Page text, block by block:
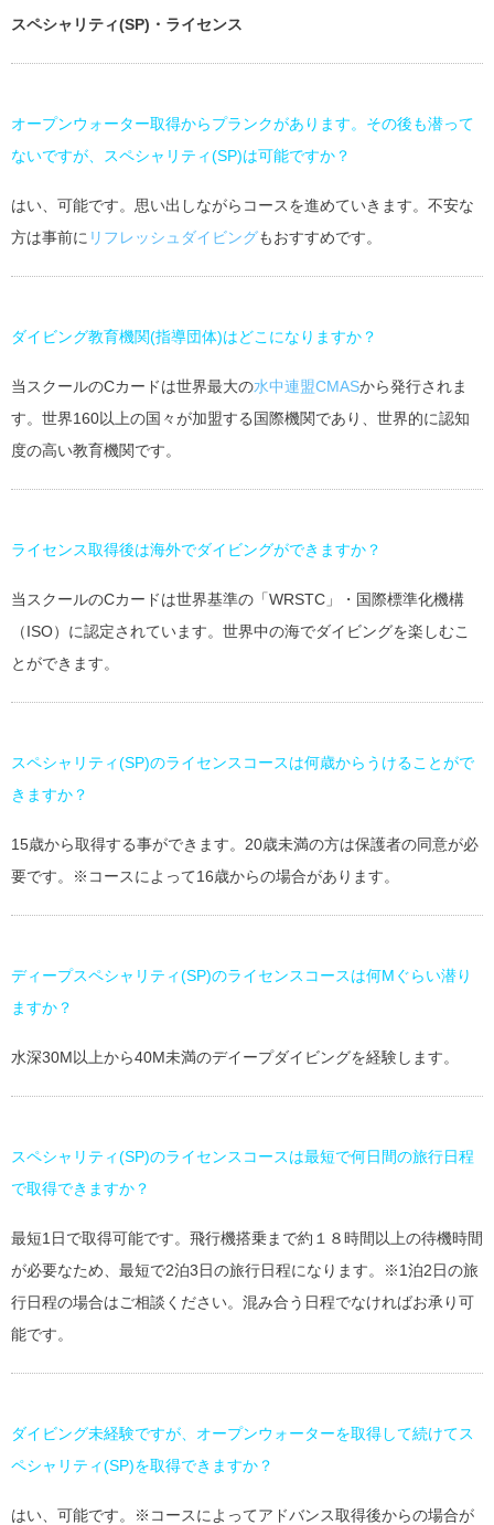
スペシャリティ(SP)・ライセンス
オープンウォーター取得からプランクがあります。その後も潜って
ないですが、スペシャリティ(SP)は可能ですか？
はい、可能です。思い出しながらコースを進めていきます。不安な
方は事前に リフレッシュダイビングもおすすめです。
ダイビング教育機関(指導団体)はどこになりますか？
当スクールのCカードは世界最大の水中連盟CMASから発行されま
す。世界160以上の国々が加盟する国際機関であり、世界的に認知
度の高い教育機関です。
ライセンス取得後は海外でダイビングができますか？
当スクールのCカードは世界基準の「WRSTC」・国際標準化機構
（ISO）に認定されています。世界中の海でダイビングを楽しむこ
とができます。
スペシャリティ(SP)のライセンスコースは何歳からうけることがで
きますか？
15歳から取得する事ができます。20歳未満の方は保護者の同意が必
要です。※コースによって16歳からの場合があります。
ディープスペシャリティ(SP)のライセンスコースは何Mぐらい潜り
ますか？
水深30M以上から40M未満のデイープダイビングを経験します。
スペシャリティ(SP)のライセンスコースは最短で何日間の旅行日程
で取得できますか？
最短1日で取得可能です。飛行機搭乗まで約１８時間以上の待機時間
が必要なため、最短で2泊3日の旅行日程になります。※1泊2日の旅
行日程の場合はご相談ください。混み合う日程でなければお承り可
能です。
ダイビング未経験ですが、オープンウォーターを取得して続けてス
ペシャリティ(SP)を取得できますか？
はい、可能です。※コースによってアドバンス取得後からの場合が